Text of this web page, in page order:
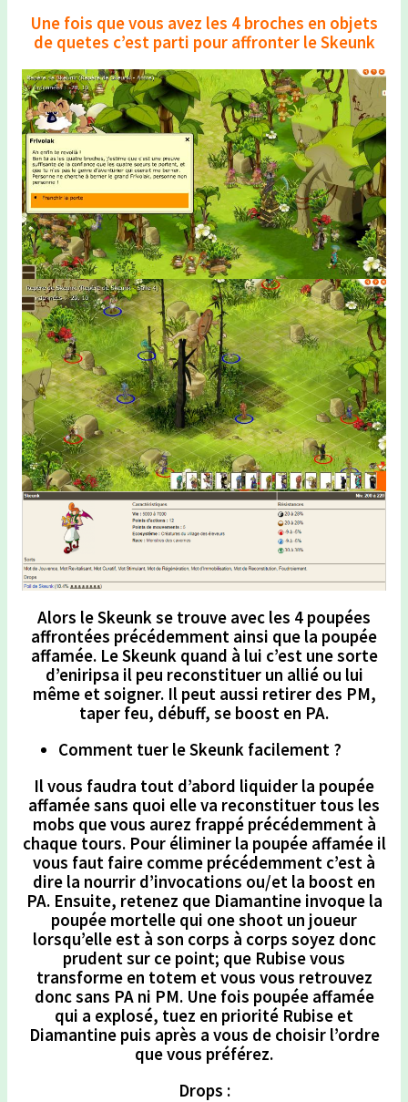
Une fois que vous avez les 4 broches en objets
de quetes c’est parti pour affronter le Skeunk
Alors le Skeunk se trouve avec les 4 poupées
affrontées précédemment ainsi que la poupée
affamée. Le Skeunk quand à lui c’est une sorte
d’eniripsa il peu reconstituer un allié ou lui
même et soigner. Il peut aussi retirer des PM,
taper feu, débuff, se boost en PA.
Comment tuer le Skeunk facilement ?
Il vous faudra tout d’abord liquider la poupée
affamée sans quoi elle va reconstituer tous les
mobs que vous aurez frappé précédemment à
chaque tours. Pour éliminer la poupée affamée il
vous faut faire comme précédemment c’est à
dire la nourrir d’invocations ou/et la boost en
PA. Ensuite, retenez que Diamantine invoque la
poupée mortelle qui one shoot un joueur
lorsqu’elle est à son corps à corps soyez donc
prudent sur ce point; que Rubise vous
transforme en totem et vous vous retrouvez
donc sans PA ni PM. Une fois poupée affamée
qui a explosé, tuez en priorité Rubise et
Diamantine puis après a vous de choisir l’ordre
que vous préférez.
Drops :